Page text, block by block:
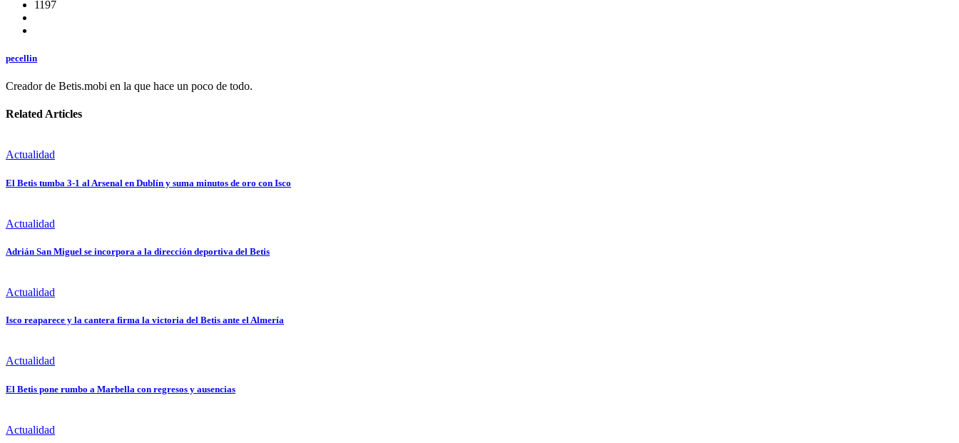
1197
pecellin
Creador de Betis.mobi en la que hace un poco de todo.
Related Articles
Actualidad
El Betis tumba 3-1 al Arsenal en Dublín y suma minutos de oro con Isco
Actualidad
Adrián San Miguel se incorpora a la dirección deportiva del Betis
Actualidad
Isco reaparece y la cantera firma la victoria del Betis ante el Almería
Actualidad
El Betis pone rumbo a Marbella con regresos y ausencias
Actualidad